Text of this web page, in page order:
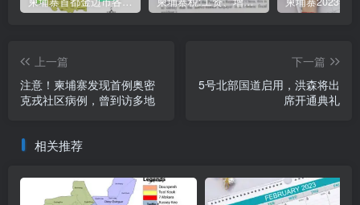
上一篇
注意！柬埔寨发现首例奥密
克戎社区病例，曾到访多地
下一篇
5号北部国道启用，洪森将出
席开通典礼
相关推荐